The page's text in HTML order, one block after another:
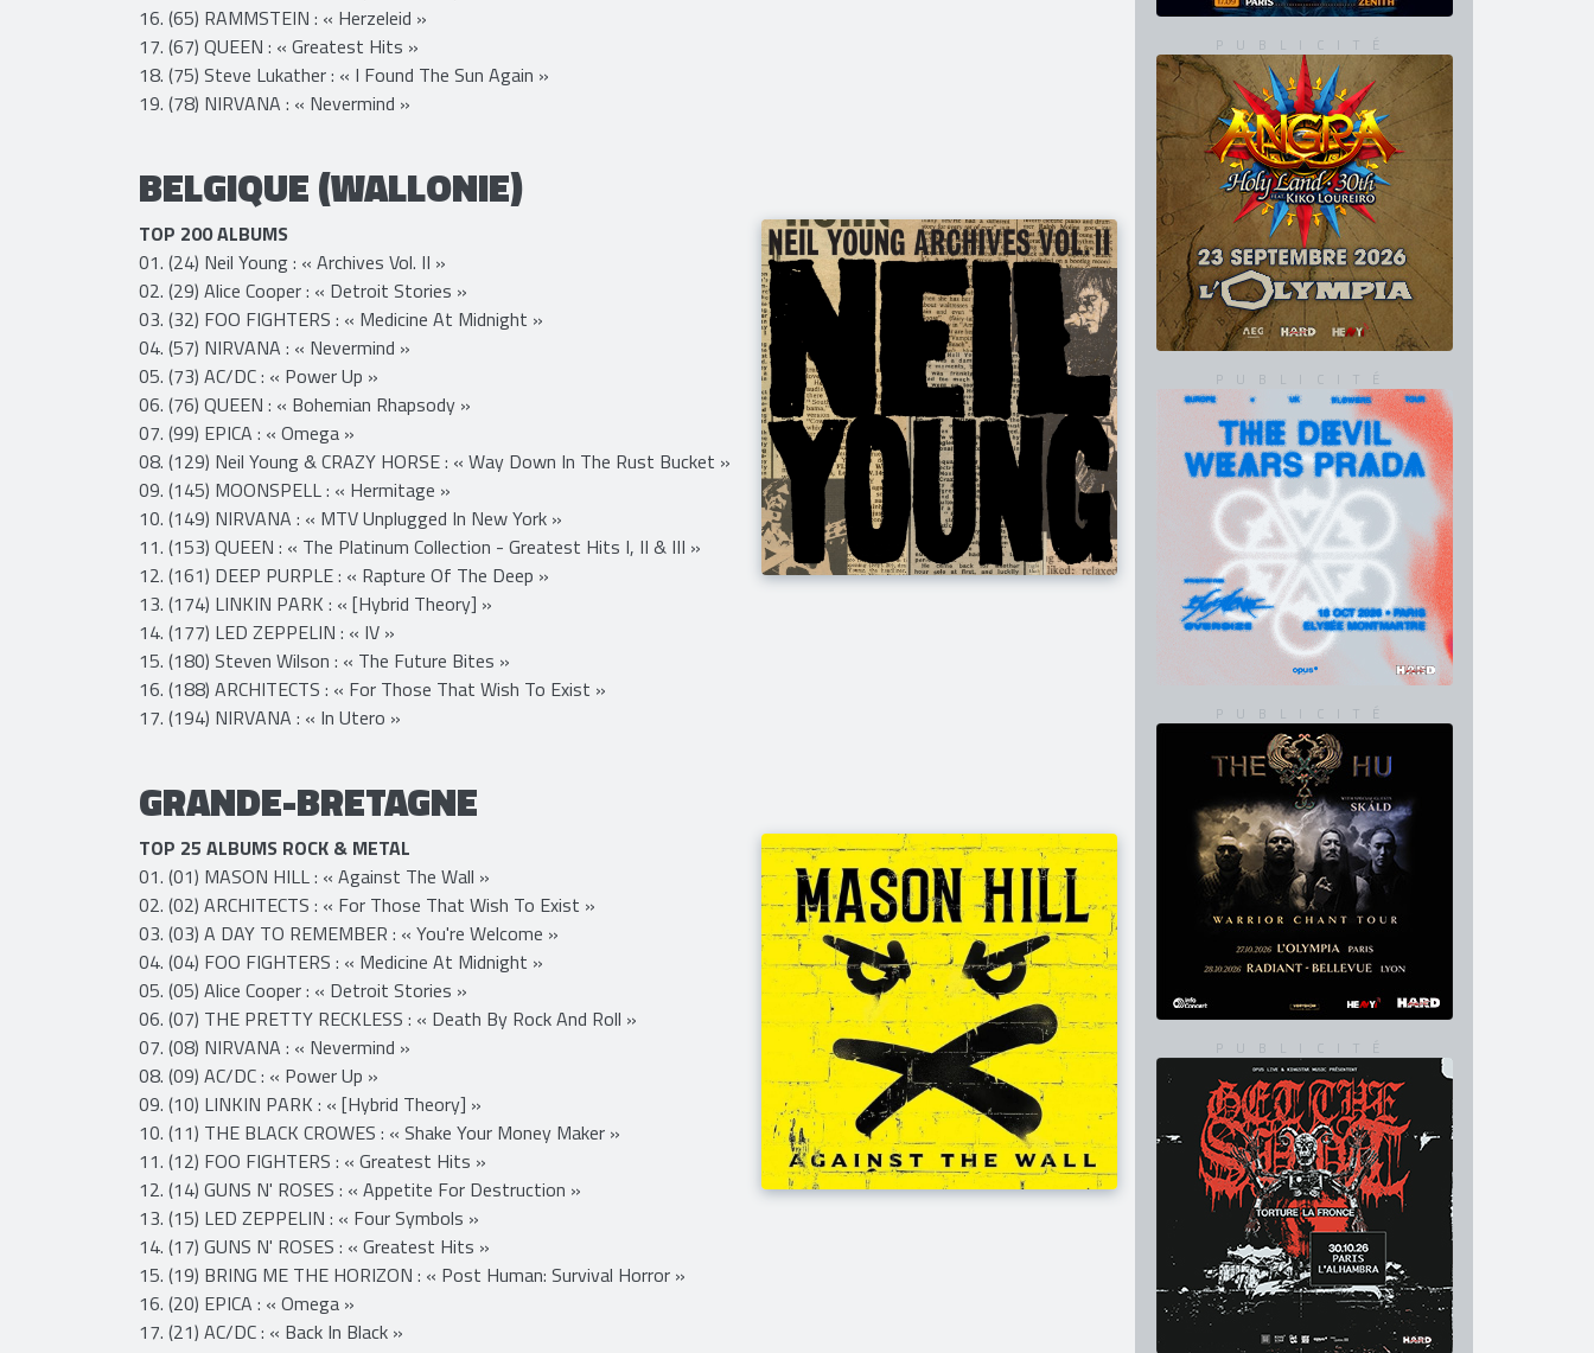
16. (65) RAMMSTEIN : « Herzeleid »
17. (67) QUEEN : « Greatest Hits »
18. (75) Steve Lukather : « I Found The Sun Again »
19. (78) NIRVANA : « Nevermind »
BELGIQUE (WALLONIE)
TOP 200 ALBUMS
01. (24) Neil Young : « Archives Vol. II »
02. (29) Alice Cooper : « Detroit Stories »
03. (32) FOO FIGHTERS : « Medicine At Midnight »
04. (57) NIRVANA : « Nevermind »
05. (73) AC/DC : « Power Up »
06. (76) QUEEN : « Bohemian Rhapsody »
07. (99) EPICA : « Omega »
08. (129) Neil Young & CRAZY HORSE : « Way Down In The Rust Bucket »
09. (145) MOONSPELL : « Hermitage »
10. (149) NIRVANA : « MTV Unplugged In New York »
11. (153) QUEEN : « The Platinum Collection - Greatest Hits I, II & III »
12. (161) DEEP PURPLE : « Rapture Of The Deep »
13. (174) LINKIN PARK : « [Hybrid Theory] »
14. (177) LED ZEPPELIN : « IV »
15. (180) Steven Wilson : « The Future Bites »
16. (188) ARCHITECTS : « For Those That Wish To Exist »
17. (194) NIRVANA : « In Utero »
GRANDE-BRETAGNE
TOP 25 ALBUMS ROCK & METAL
01. (01) MASON HILL : « Against The Wall »
02. (02) ARCHITECTS : « For Those That Wish To Exist »
03. (03) A DAY TO REMEMBER : « You're Welcome »
04. (04) FOO FIGHTERS : « Medicine At Midnight »
05. (05) Alice Cooper : « Detroit Stories »
06. (07) THE PRETTY RECKLESS : « Death By Rock And Roll »
07. (08) NIRVANA : « Nevermind »
08. (09) AC/DC : « Power Up »
09. (10) LINKIN PARK : « [Hybrid Theory] »
10. (11) THE BLACK CROWES : « Shake Your Money Maker »
11. (12) FOO FIGHTERS : « Greatest Hits »
12. (14) GUNS N' ROSES : « Appetite For Destruction »
13. (15) LED ZEPPELIN : « Four Symbols »
14. (17) GUNS N' ROSES : « Greatest Hits »
15. (19) BRING ME THE HORIZON : « Post Human: Survival Horror »
16. (20) EPICA : « Omega »
17. (21) AC/DC : « Back In Black »